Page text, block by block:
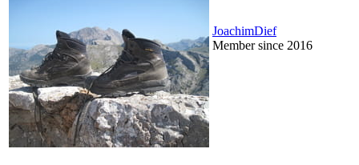
JoachimDief
Member since 2016